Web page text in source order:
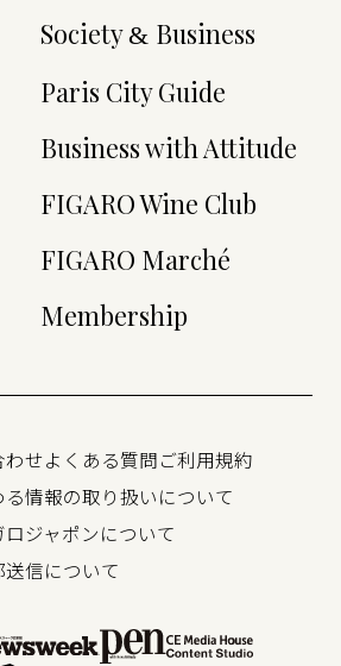
Society& Business
Paris City Guide
Business with Attitude
FIGARO Wine Club
FIGARO Marché
Membership
わせよくある質問ご利用規約
情報の取り扱いについて
ジャポンについて
信について